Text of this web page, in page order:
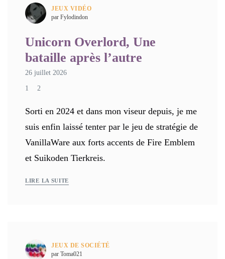
JEUX VIDÉO
par Fylodindon
Unicorn Overlord, Une
bataille après l’autre
26 juillet 2026
1 2
Sorti en 2024 et dans mon viseur depuis, je me
suis enfin laissé tenter par le jeu de stratégie de
VanillaWare aux forts accents de Fire Emblem
et Suikoden Tierkreis.
LIRE LA SUITE
JEUX DE SOCIÉTÉ
par Toma021